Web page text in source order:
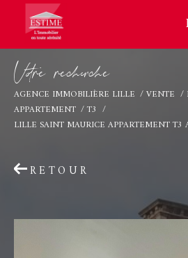
Vore recece
AGENCE IMMOBILIÈRE LILLE VENTE
APPARTEMENT
T3
LILLE SAINT MAURICE APPARTEMENT T3
RETOUR
Effectuer une
Type